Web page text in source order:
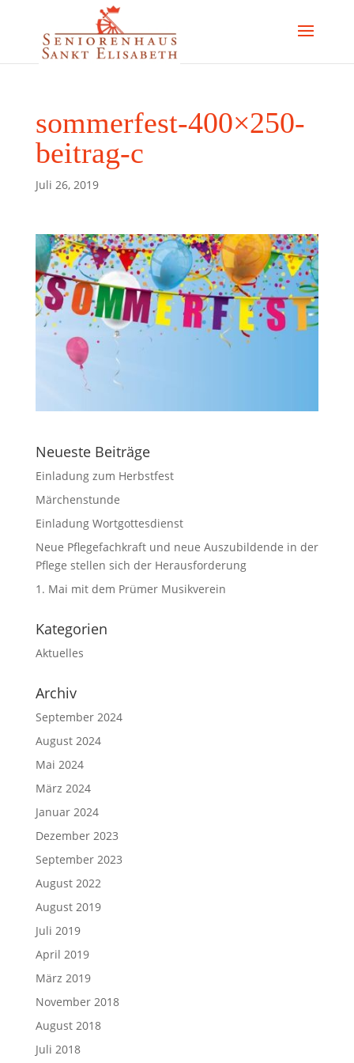
sommerfest-400×250-
beitrag-c
Juli 26, 2019
Neueste Beiträge
Einladung zum Herbstfest
Märchenstunde
Einladung Wortgottesdienst
Neue Pflegefachkraft und neue Auszubildende in der
Pflege stellen sich der Herausforderung
1. Mai mit dem Prümer Musikverein
Kategorien
Aktuelles
Archiv
September 2024
August 2024
Mai 2024
März 2024
Januar 2024
Dezember 2023
September 2023
August 2022
August 2019
Juli 2019
April 2019
März 2019
November 2018
August 2018
Juli 2018